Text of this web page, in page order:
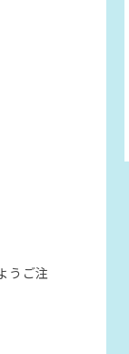
うご注